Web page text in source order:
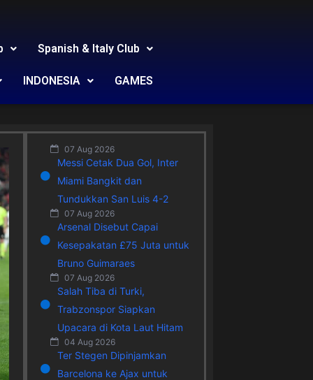
Spanish & Italy Club
INDONESIA GAMES
07 Aug 2026
Messi Cetak Dua Gol, Inter
Miami Bangkit dan
Tundukkan San Luis 4-2
07 Aug 2026
Arsenal Disebut Capai
Kesepakatan £75 Juta untuk
Bruno Guimaraes
07 Aug 2026
Salah Tiba di Turki,
Trabzonspor Siapkan
Upacara di Kota Laut Hitam
04 Aug 2026
Ter Stegen Dipinjamkan
Barcelona ke Ajax untuk